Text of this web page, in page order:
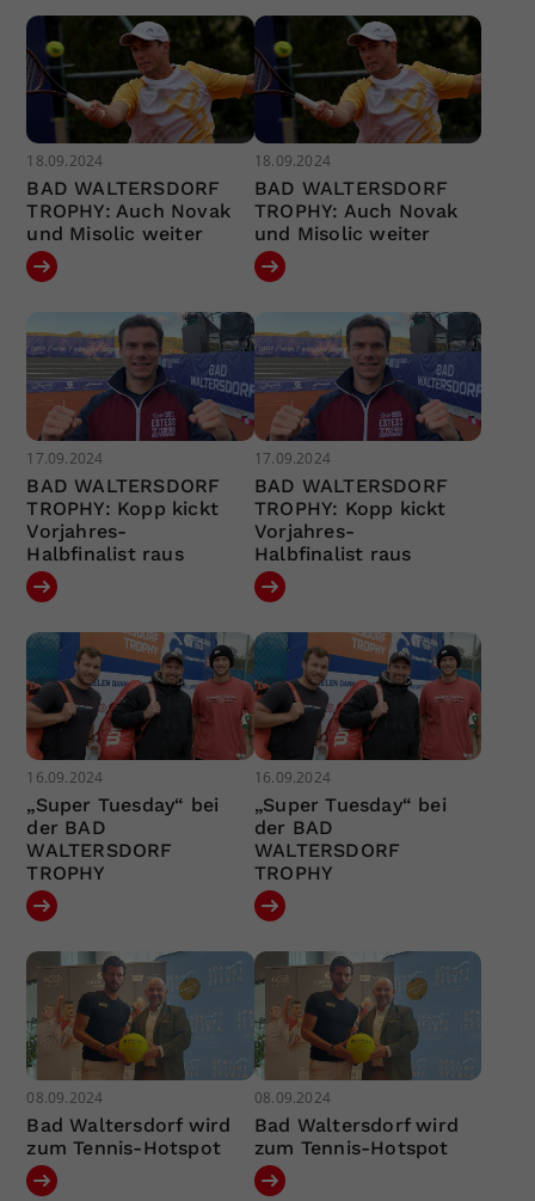
18.09.2024
BAD WALTERSDORF
TROPHY: Auch Novak
und Misolic weiter
18.09.2024
BAD WALTERSDORF
TROPHY: Auch Novak
und Misolic weiter
17.09.2024
BAD WALTERSDORF
TROPHY: Kopp kickt
Vorjahres-
Halbfinalist raus
17.09.2024
BAD WALTERSDORF
TROPHY: Kopp kickt
Vorjahres-
Halbfinalist raus
16.09.2024
„Super Tuesday“ bei
der BAD
WALTERSDORF
TROPHY
16.09.2024
„Super Tuesday“ bei
der BAD
WALTERSDORF
TROPHY
08.09.2024
Bad Waltersdorf wird
zum Tennis-Hotspot
08.09.2024
Bad Waltersdorf wird
zum Tennis-Hotspot